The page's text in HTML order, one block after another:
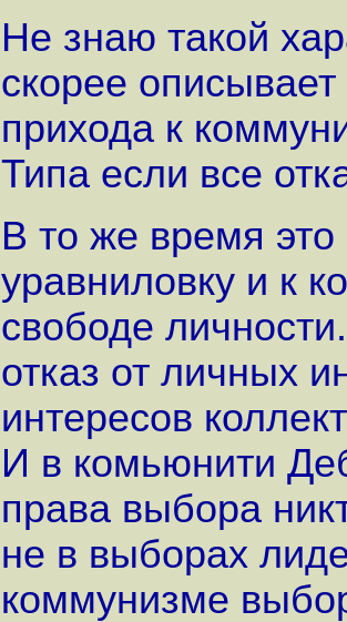
Не знаю такой
скорее
прихода к
Типа если все
В то же время это
уравниловку и к
свободе
отказ от личных
интересов
И в комьюнити
права выбора
не в выборах
коммунизме